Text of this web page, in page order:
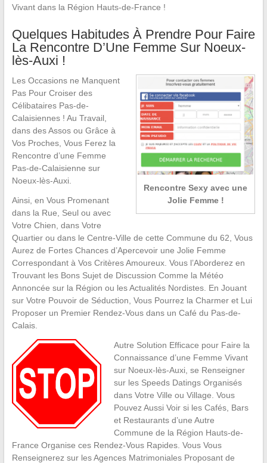
Vivant dans la Région Hauts-de-France !
Quelques Habitudes À Prendre Pour Faire
La Rencontre D’Une Femme Sur Noeux-
lès-Auxi !
Rencontre Sexy avec une
Jolie Femme !
Les Occasions ne Manquent
Pas Pour Croiser des
Célibataires Pas-de-
Calaisiennes ! Au Travail,
dans des Assos ou Grâce à
Vos Proches, Vous Ferez la
Rencontre d’une Femme
Pas-de-Calaisienne sur
Noeux-lès-Auxi.
Ainsi, en Vous Promenant
dans la Rue, Seul ou avec
Votre Chien, dans Votre
Quartier ou dans le Centre-Ville de cette Commune du 62, Vous
Aurez de Fortes Chances d’Apercevoir une Jolie Femme
Correspondant à Vos Critères Amoureux. Vous l’Aborderez en
Trouvant les Bons Sujet de Discussion Comme la Météo
Annoncée sur la Région ou les Actualités Nordistes. En Jouant
sur Votre Pouvoir de Séduction, Vous Pourrez la Charmer et Lui
Proposer un Premier Rendez-Vous dans un Café du Pas-de-
Calais.
Autre Solution Efficace pour Faire la
Connaissance d’une Femme Vivant
sur Noeux-lès-Auxi, se Renseigner
sur les Speeds Datings Organisés
dans Votre Ville ou Village. Vous
Pouvez Aussi Voir si les Cafés, Bars
et Restaurants d’une Autre
Commune de la Région Hauts-de-
France Organise ces Rendez-Vous Rapides. Vous Vous
Renseignerez sur les Agences Matrimoniales Proposant de